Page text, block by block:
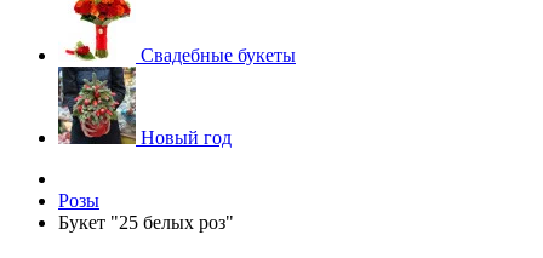
Свадебные букеты
Новый год
Розы
Букет "25 белых роз"